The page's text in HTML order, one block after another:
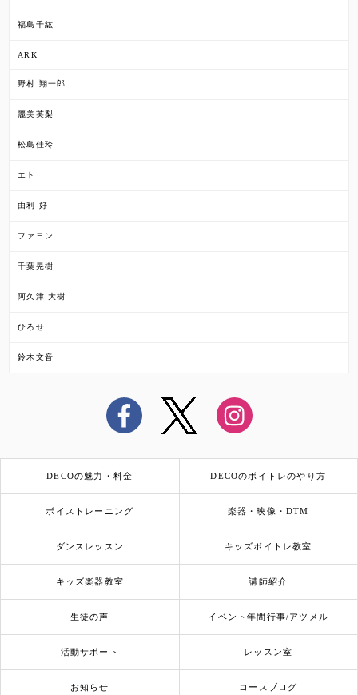
福島千紘
ARK
野村 翔一郎
麗美英梨
松島佳玲
エト
由利 好
ファヨン
千葉晃樹
阿久津 大樹
ひろせ
鈴木文音
DECOの魅力・料金 DECOのボイトレのやり方
ボイストレーニング 楽器・映像・DTM
ダンスレッスン キッズボイトレ教室
キッズ楽器教室 講師紹介
生徒の声 イベント年間行事/アツメル
活動サポート レッスン室
お知らせ コースブログ